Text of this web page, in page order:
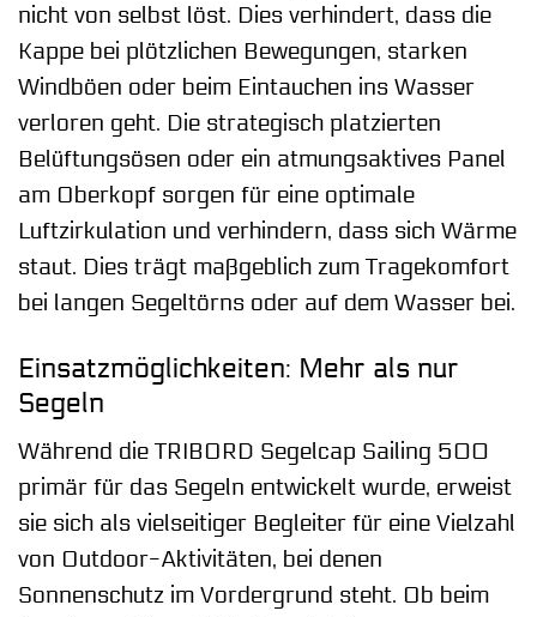
nicht von selbst löst. Dies verhindert, dass die
Kappe bei plötzlichen Bewegungen, starken
Windböen oder beim Eintauchen ins Wasser
verloren geht. Die strategisch platzierten
Belüftungsösen oder ein atmungsaktives Panel
am Oberkopf sorgen für eine optimale
Luftzirkulation und verhindern, dass sich Wärme
staut. Dies trägt maßgeblich zum Tragekomfort
bei langen Segeltörns oder auf dem Wasser bei.
Einsatzmöglichkeiten: Mehr als nur
Segeln
Während die TRIBORD Segelcap Sailing 500
primär für das Segeln entwickelt wurde, erweist
sie sich als vielseitiger Begleiter für eine Vielzahl
von Outdoor-Aktivitäten, bei denen
Sonnenschutz im Vordergrund steht. Ob beim